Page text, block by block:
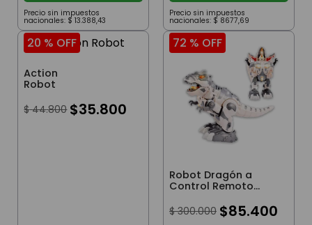
Precio sin impuestos
nacionales: $ 13.388,43
Precio sin impuestos
nacionales: $ 8677,69
20 % OFF
Action
Robot
$ 44.800 $35.800
72 % OFF
Robot Dragón a
Control Remoto
Sonidos
$ 300.000 $85.400